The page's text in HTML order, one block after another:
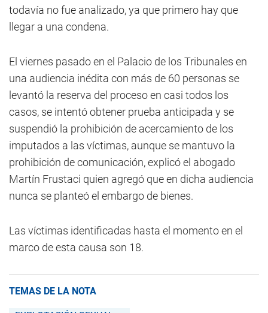
todavía no fue analizado, ya que primero hay que
llegar a una condena.
El viernes pasado en el Palacio de los Tribunales en
una audiencia inédita con más de 60 personas se
levantó la reserva del proceso en casi todos los
casos, se intentó obtener prueba anticipada y se
suspendió la prohibición de acercamiento de los
imputados a las víctimas, aunque se mantuvo la
prohibición de comunicación, explicó el abogado
Martín Frustaci quien agregó que en dicha audiencia
nunca se planteó el embargo de bienes.
Las víctimas identificadas hasta el momento en el
marco de esta causa son 18.
TEMAS DE LA NOTA